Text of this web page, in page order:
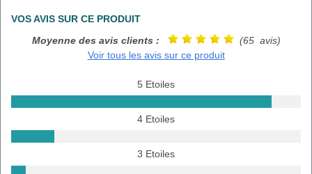
VOS AVIS SUR CE PRODUIT
Moyenne des avis clients :
(65 avis)
Voir tous les avis sur ce produit
5 Etoiles
4 Etoiles
3 Etoiles